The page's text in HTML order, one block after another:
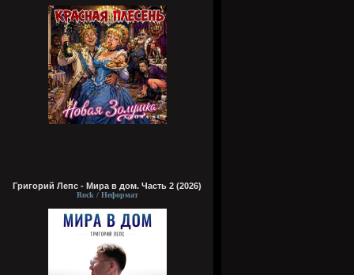
Григорий Лепс - Мира в дом. Часть 2 (2026)
Rock / Неформат